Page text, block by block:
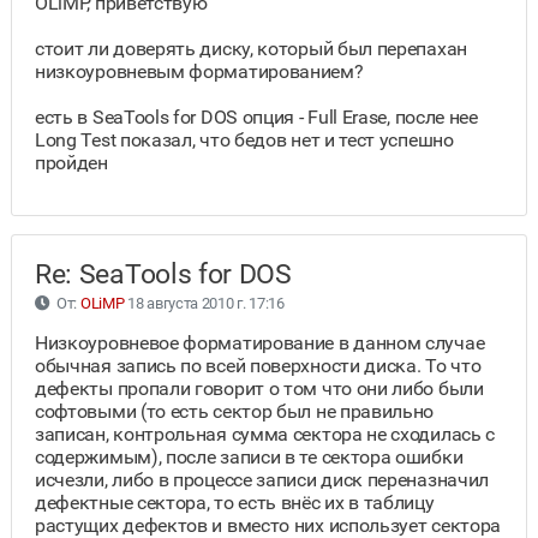
стоит ли доверять диску, который был перепахан
низкоуровневым форматированием?
есть в SeaTools for DOS опция - Full Erase, после нее
Long Test показал, что бедов нет и тест успешно
пройден
Re: SeaTools for DOS
От: OLiMP18 августа 2010 г. 17:16
Низкоуровневое форматирование в данном случае
обычная запись по всей поверхности диска. То что
дефекты пропали говорит о том что они либо были
софтовыми (то есть сектор был не правильно
записан, контрольная сумма сектора не сходилась с
содержимым), после записи в те сектора ошибки
исчезли, либо в процессе записи диск переназначил
дефектные сектора, то есть внёс их в таблицу
растущих дефектов и вместо них использует сектора